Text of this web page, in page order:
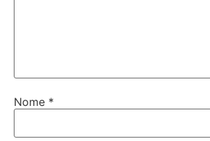
Nome *